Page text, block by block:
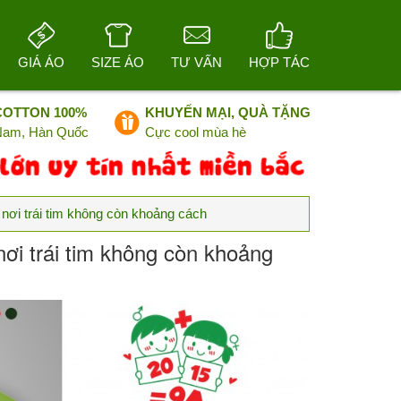
GIÁ ÁO SIZE ÁO TƯ VẤN HỢP TÁC
100%
Hàn Quốc
KHUYẾN MẠI, QUÀ TẶNG
Cực cool mùa hè
trái tim không còn khoảng cách
trái tim không còn khoảng